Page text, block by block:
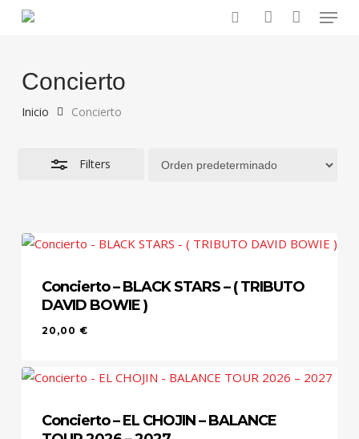
content
Menu
Concierto
Inicio Concierto
Filters
Concierto – BLACK STARS – ( TRIBUTO
DAVID BOWIE )
20,00 €
Concierto – EL CHOJIN – BALANCE